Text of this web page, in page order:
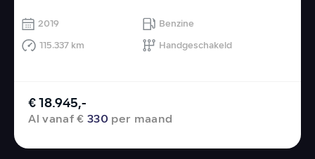
2019
Benzine
115.337 km
Handgeschakeld
€ 18.945,-
Al vanaf €330 per maand